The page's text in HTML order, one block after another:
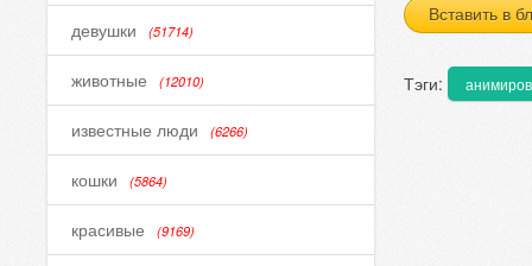
девушки (51714)
животные (12010)
известные люди (6266)
кошки (5864)
красивые (9169)
Вставить в
Тэги: